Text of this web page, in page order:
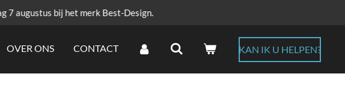
7 augustus bij het merk Best-Design.
OVER ONS CONTACT KAN IK U HELPEN?